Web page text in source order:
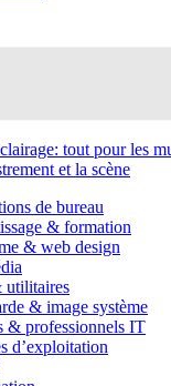
tout pour les
et la scène
de bureau
& formation
& web design
utilitaires
& image système
& professionnels IT
d’exploitation